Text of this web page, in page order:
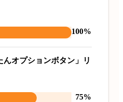
100%
んオプションボタン」リ
75%